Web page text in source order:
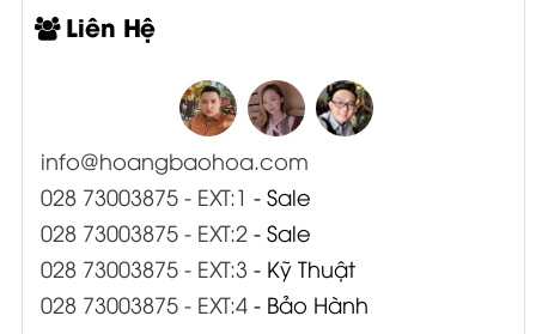
Liên Hệ
info@hoangbaohoa.com
028 73003875 - EXT:1 - Sale
028 73003875 - EXT:2- Sale
028 73003875 - EXT:3 - Kỹ Thuật
028 73003875 - EXT:4- Bảo Hành